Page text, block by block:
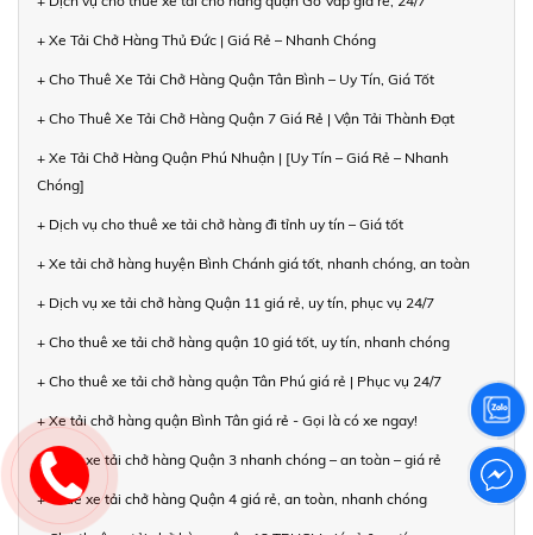
+ Xe Tải Chở Hàng Thủ Đức | Giá Rẻ – Nhanh Chóng
+ Cho Thuê Xe Tải Chở Hàng Quận Tân Bình – Uy Tín, Giá Tốt
+ Cho Thuê Xe Tải Chở Hàng Quận 7 Giá Rẻ | Vận Tải Thành Đạt
+ Xe Tải Chở Hàng Quận Phú Nhuận | [Uy Tín – Giá Rẻ – Nhanh
Chóng]
+ Dịch vụ cho thuê xe tải chở hàng đi tỉnh uy tín – Giá tốt
+ Xe tải chở hàng huyện Bình Chánh giá tốt, nhanh chóng, an toàn
+ Dịch vụ xe tải chở hàng Quận 11 giá rẻ, uy tín, phục vụ 24/7
+ Cho thuê xe tải chở hàng quận 10 giá tốt, uy tín, nhanh chóng
+ Cho thuê xe tải chở hàng quận Tân Phú giá rẻ | Phục vụ 24/7
+ Xe tải chở hàng quận Bình Tân giá rẻ - Gọi là có xe ngay!
+ Thuê xe tải chở hàng Quận 3 nhanh chóng – an toàn – giá rẻ
+ Thuê xe tải chở hàng Quận 4 giá rẻ, an toàn, nhanh chóng